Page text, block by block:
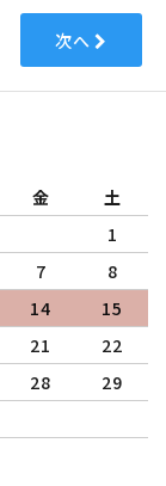
次へ
金
土
1
7
8
14
15
21
22
28
29